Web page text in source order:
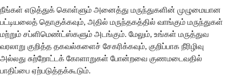
நீங்கள் எடுத்துக் கொள்ளும் அனைத்து மருந்துகளின் முழுமையான
பட்டியலைத் தொகுக்கவும், அதில் மருந்தகத்தில் வாங்கும் மருந்துகள்
மற்றும் சப்ளிமெண்ட்ஸ்களும் அடங்கும். மேலும், உங்கள் மருத்துவ
வரலாறு குறித்த தகவல்களைச் சேகரிக்கவும், குறிப்பாக நீரிழிவு
அல்லது சுற்றோட்டக் கோளாறுகள் போன்றவை குணமடைவதில்
பாதிப்பை ஏற்படுத்தக்கூடும்.